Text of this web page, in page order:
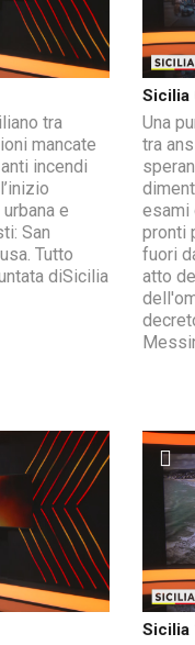
tra
mancate
incendi
e
San
Tutto
diSicilia
Sicilia
Una
tra
esami
pronti
fuori
atto
Sicilia